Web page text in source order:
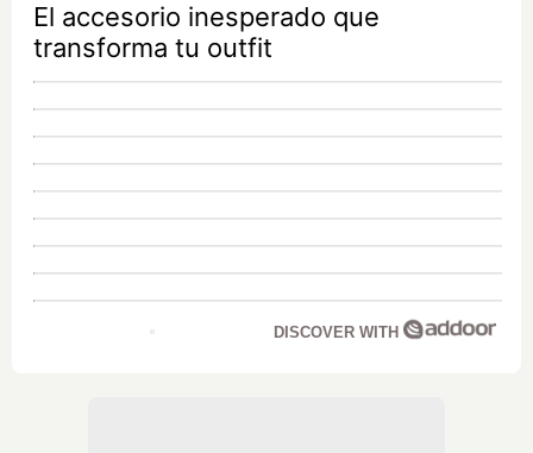
El accesorio inesperado que
transforma tu outfit
DISCOVER WITH